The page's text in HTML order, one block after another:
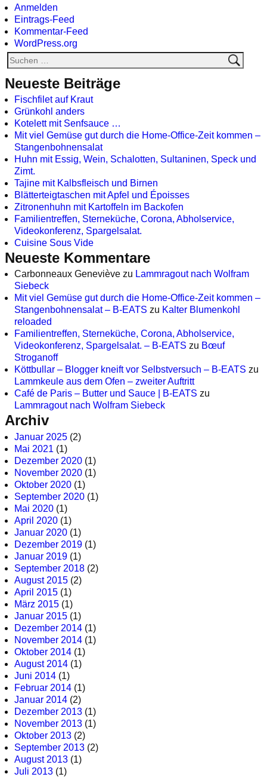
Anmelden
Eintrags-Feed
Kommentar-Feed
WordPress.org
Neueste Beiträge
Fischfilet auf Kraut
Grünkohl anders
Kotelett mit Senfsauce …
Mit viel Gemüse gut durch die Home-Office-Zeit kommen –
Stangenbohnensalat
Huhn mit Essig, Wein, Schalotten, Sultaninen, Speck und
Zimt.
Tajine mit Kalbsfleisch und Birnen
Blätterteigtaschen mit Apfel und Époisses
Zitronenhuhn mit Kartoffeln im Backofen
Familientreffen, Sterneküche, Corona, Abholservice,
Videokonferenz, Spargelsalat.
Cuisine Sous Vide
Neueste Kommentare
Carbonneaux Geneviève zu Lammragout nach Wolfram
Siebeck
Mit viel Gemüse gut durch die Home-Office-Zeit kommen –
Stangenbohnensalat – B-EATS zu Kalter Blumenkohl
reloaded
Familientreffen, Sterneküche, Corona, Abholservice,
Videokonferenz, Spargelsalat. – B-EATS zu Bœuf
Stroganoff
Köttbullar – Blogger kneift vor Selbstversuch – B-EATS zu
Lammkeule aus dem Ofen – zweiter Auftritt
Café de Paris – Butter und Sauce | B-EATS zu
Lammragout nach Wolfram Siebeck
Archiv
Januar 2025 (2)
Mai 2021 (1)
Dezember 2020 (1)
November 2020 (1)
Oktober 2020 (1)
September 2020 (1)
Mai 2020 (1)
April 2020 (1)
Januar 2020 (1)
Dezember 2019 (1)
Januar 2019 (1)
September 2018 (2)
August 2015 (2)
April 2015 (1)
März 2015 (1)
Januar 2015 (1)
Dezember 2014 (1)
November 2014 (1)
Oktober 2014 (1)
August 2014 (1)
Juni 2014 (1)
Februar 2014 (1)
Januar 2014 (2)
Dezember 2013 (1)
November 2013 (1)
Oktober 2013 (2)
September 2013 (2)
August 2013 (1)
Juli 2013 (1)